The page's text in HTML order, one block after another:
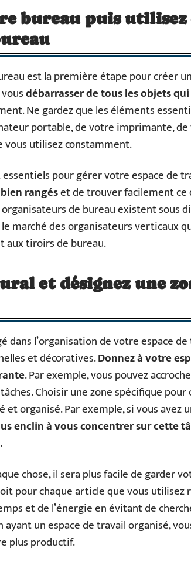
bureau puis utilisez
est la première étape pour créer
débarrasser de tous les objets
Ne gardez que les éléments
portable, de votre imprimante,
vous utilisez constamment.
pour gérer votre espace de
rangéset de trouver facilement ce
de bureau existent sous
marché des organisateurs verticaux
aux tiroirs de bureau.
et désignez une
dans l’organisation de votre espace
et décoratives.Donnez à votre
. Par exemple, vous pouvez
Choisir une zone spécifique pour
organisé. Par exemple, si vous avez
enclin à vous concentrer sur cette
chose, il sera plus facile de garder
pour chaque article que vous
et de l’énergie en évitant de
ayant un espace de travail organisé,
plus productif.